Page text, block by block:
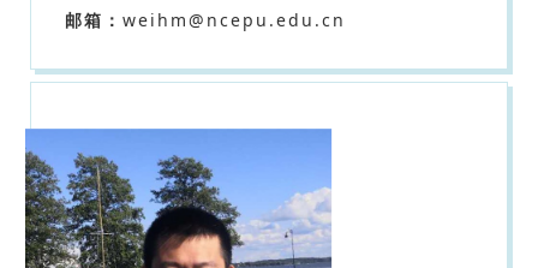
邮箱： weihm@ncepu.edu.cn